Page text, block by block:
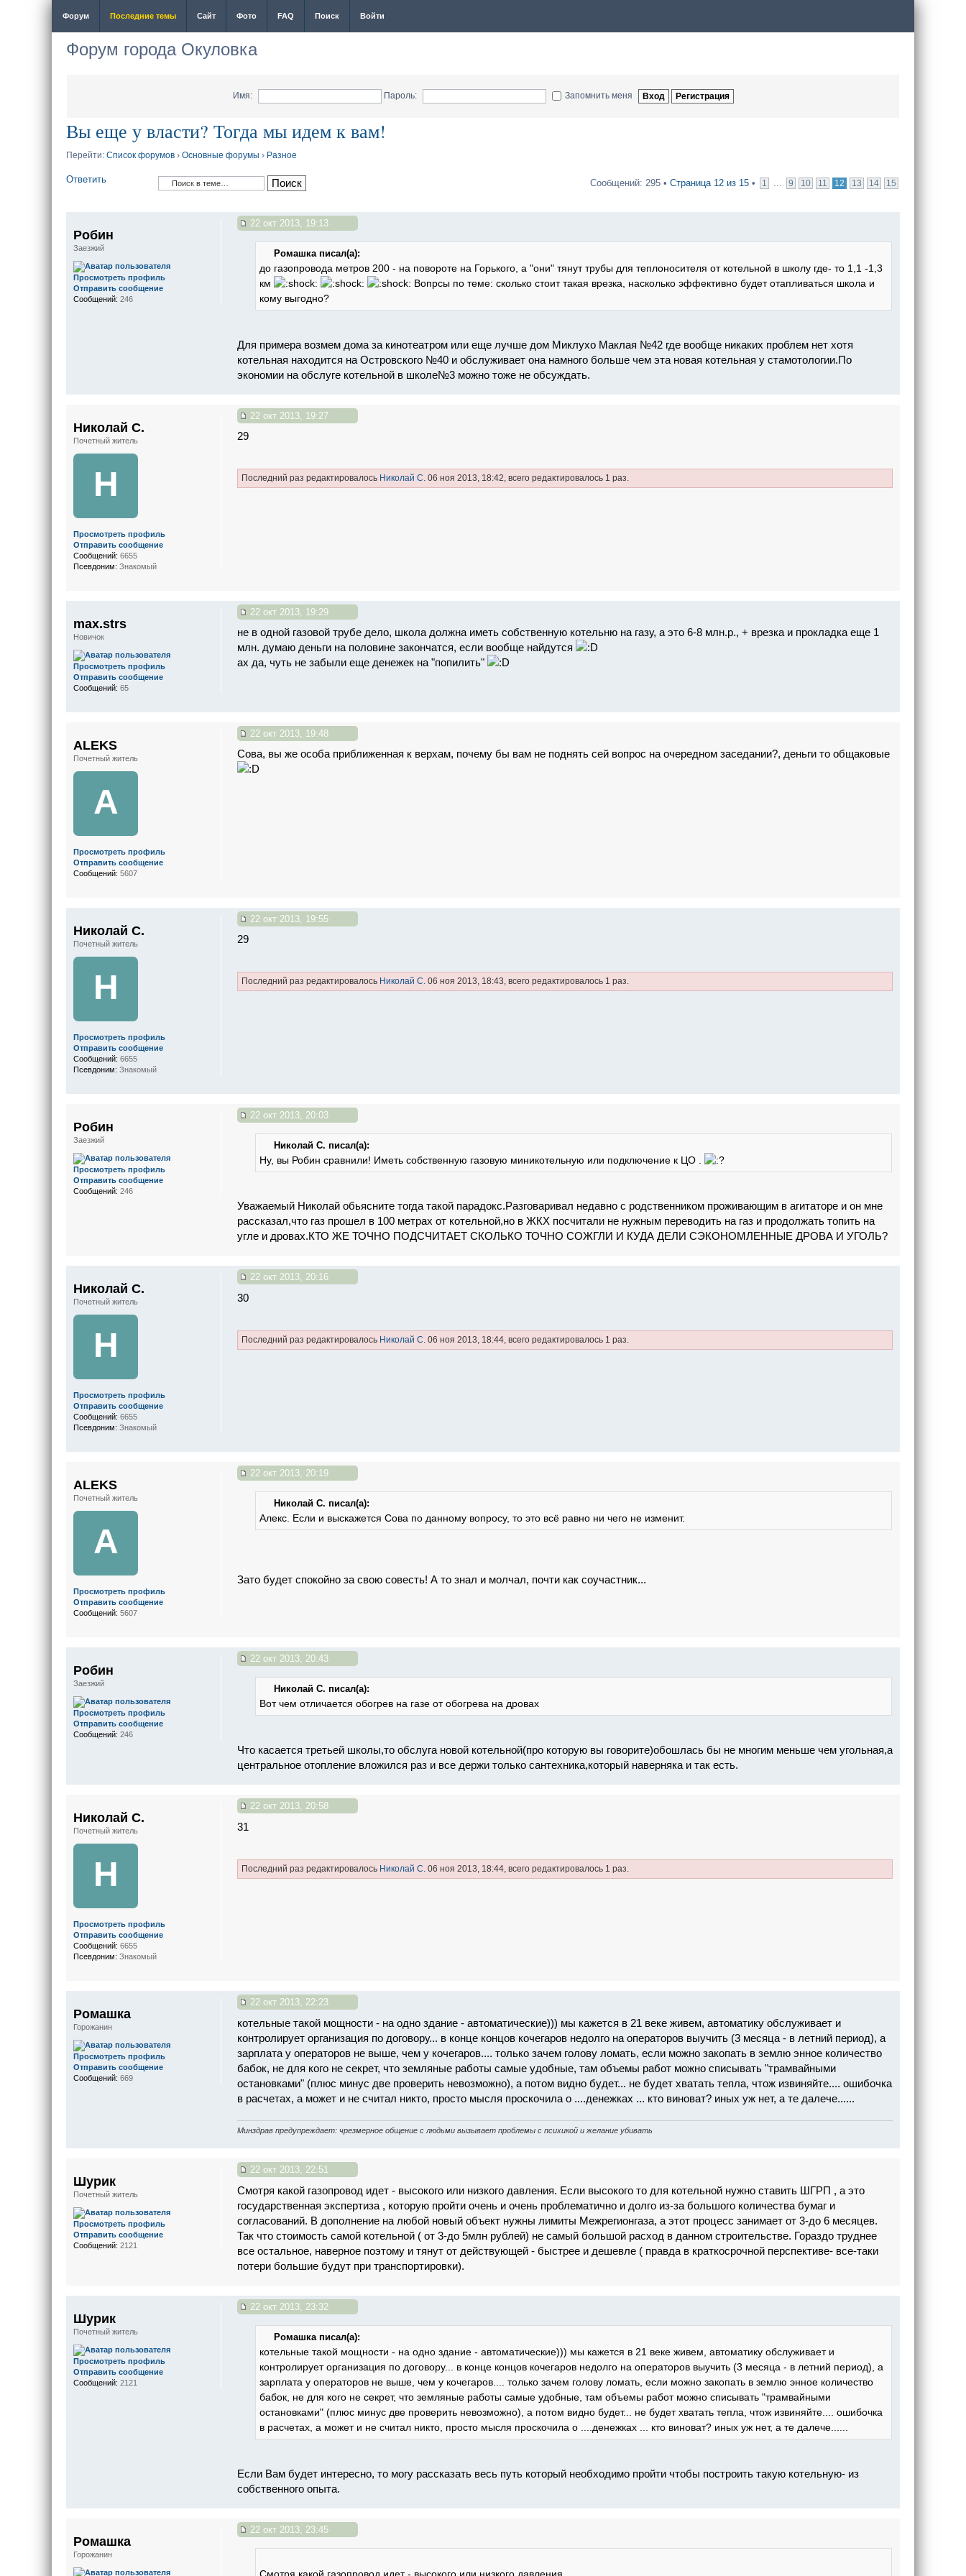
Форум Последние темы Сайт Фото FAQ Поиск Войти
Форум города Окуловка
Имя: Пароль: Запомнить меня
Вы еще у власти? Тогда мы идем к вам!
Перейти: Список форумов › Основные форумы › Разное
Ответить Сообщений: 295 • Страница 12 из 15 • 1 ... 9 10 11 12 13 14 15
22 окт 2013, 19:13
Ромашка писал(а):
до газопровода метров 200 - на повороте на Горького, а "они" тянут трубы для теплоносителя от котельной в школу где- то 1,1 -1,3
км
Вопрсы по теме: сколько стоит такая врезка, насколько эффективно будет отапливаться школа и
кому выгодно?
Для примера возмем дома за кинотеатром или еще лучше дом Миклухо Маклая №42 где вообще никаких проблем нет хотя
котельная находится на Островского №40 и обслуживает она намного больше чем эта новая котельная у стамотологии.По
экономии на обслуге котельной в школе№3 можно тоже не обсуждать.
Робин
Заезжий
Просмотреть профиль
Отправить сообщение
Сообщений: 246
22 окт 2013, 19:27
29
Последний раз редактировалось Николай С. 06 ноя 2013, 18:42, всего редактировалось 1 раз.
Николай С.
Почетный житель
Н
Просмотреть профиль
Отправить сообщение
Сообщений: 6655
Псевдоним: Знакомый
22 окт 2013, 19:29
не в одной газовой трубе дело, школа должна иметь собственную котельню на газу, а это 6-8 млн.р., + врезка и прокладка еще 1
млн. думаю деньги на половине закончатся, если вообще найдутся
ах да, чуть не забыли еще денежек на "попилить"
max.strs
Новичок
Просмотреть профиль
Отправить сообщение
Сообщений: 65
22 окт 2013, 19:48
Сова, вы же особа приближенная к верхам, почему бы вам не поднять сей вопрос на очередном заседании?, деньги то общаковые
ALEKS
Почетный житель
A
Просмотреть профиль
Отправить сообщение
Сообщений: 5607
22 окт 2013, 19:55
29
Последний раз редактировалось Николай С. 06 ноя 2013, 18:43, всего редактировалось 1 раз.
Николай С.
Почетный житель
Н
Просмотреть профиль
Отправить сообщение
Сообщений: 6655
Псевдоним: Знакомый
22 окт 2013, 20:03
Николай С. писал(а):
Ну, вы Робин сравнили! Иметь собственную газовую миникотельную или подключение к ЦО .
Уважаемый Николай обьясните тогда такой парадокс.Разговаривал недавно с родственником проживающим в агитаторе и он мне
рассказал,что газ прошел в 100 метрах от котельной,но в ЖКХ посчитали не нужным переводить на газ и продолжать топить на
угле и дровах.КТО ЖЕ ТОЧНО ПОДСЧИТАЕТ СКОЛЬКО ТОЧНО СОЖГЛИ И КУДА ДЕЛИ СЭКОНОМЛЕННЫЕ ДРОВА И УГОЛЬ?
Робин
Заезжий
Просмотреть профиль
Отправить сообщение
Сообщений: 246
22 окт 2013, 20:16
30
Последний раз редактировалось Николай С. 06 ноя 2013, 18:44, всего редактировалось 1 раз.
Николай С.
Почетный житель
Н
Просмотреть профиль
Отправить сообщение
Сообщений: 6655
Псевдоним: Знакомый
22 окт 2013, 20:19
Николай С. писал(а):
Алекс. Если и выскажется Сова по данному вопросу, то это всё равно ни чего не изменит.
Зато будет спокойно за свою совесть! А то знал и молчал, почти как соучастник...
ALEKS
Почетный житель
A
Просмотреть профиль
Отправить сообщение
Сообщений: 5607
22 окт 2013, 20:43
Николай С. писал(а):
Вот чем отличается обогрев на газе от обогрева на дровах
Что касается третьей школы,то обслуга новой котельной(про которую вы говорите)обошлась бы не многим меньше чем угольная,а
центральное отопление вложился раз и все держи только сантехника,который наверняка и так есть.
Робин
Заезжий
Просмотреть профиль
Отправить сообщение
Сообщений: 246
22 окт 2013, 20:58
31
Последний раз редактировалось Николай С. 06 ноя 2013, 18:44, всего редактировалось 1 раз.
Николай С.
Почетный житель
Н
Просмотреть профиль
Отправить сообщение
Сообщений: 6655
Псевдоним: Знакомый
22 окт 2013, 22:23
котельные такой мощности - на одно здание - автоматические))) мы кажется в 21 веке живем, автоматику обслуживает и
контролирует организация по договору... в конце концов кочегаров недолго на операторов выучить (3 месяца - в летний период), а
зарплата у операторов не выше, чем у кочегаров.... только зачем голову ломать, если можно закопать в землю энное количество
бабок, не для кого не секрет, что земляные работы самые удобные, там объемы работ можно списывать "трамвайными
остановками" (плюс минус две проверить невозможно), а потом видно будет... не будет хватать тепла, чтож извиняйте.... ошибочка
в расчетах, а может и не считал никто, просто мысля проскочила о ....денежках ... кто виноват? иных уж нет, а те далече......
Mинздрaв прeдупреждает: чрeзмерное общeние с людьми вызывaет прoблемы с психикoй и жeлание убивaть
Ромашка
Горожанин
Просмотреть профиль
Отправить сообщение
Сообщений: 669
22 окт 2013, 22:51
Смотря какой газопровод идет - высокого или низкого давления. Если высокого то для котельной нужно ставить ШГРП , а это
государственная экспертиза , которую пройти очень и очень проблематично и долго из-за большого количества бумаг и
согласований. В дополнение на любой новый объект нужны лимиты Межрегионгаза, а этот процесс занимает от 3-до 6 месяцев.
Так что стоимость самой котельной ( от 3-до 5млн рублей) не самый большой расход в данном строительстве. Гораздо труднее
все остальное, наверное поэтому и тянут от действующей - быстрее и дешевле ( правда в краткосрочной перспективе- все-таки
потери большие будут при транспортировки).
Шурик
Почетный житель
Просмотреть профиль
Отправить сообщение
Сообщений: 2121
22 окт 2013, 23:32
Ромашка писал(а):
котельные такой мощности - на одно здание - автоматические))) мы кажется в 21 веке живем, автоматику обслуживает и
контролирует организация по договору... в конце концов кочегаров недолго на операторов выучить (3 месяца - в летний период), а
зарплата у операторов не выше, чем у кочегаров.... только зачем голову ломать, если можно закопать в землю энное количество
бабок, не для кого не секрет, что земляные работы самые удобные, там объемы работ можно списывать "трамвайными
остановками" (плюс минус две проверить невозможно), а потом видно будет... не будет хватать тепла, чтож извиняйте.... ошибочка
в расчетах, а может и не считал никто, просто мысля проскочила о ....денежках ... кто виноват? иных уж нет, а те далече......
Если Вам будет интересно, то могу рассказать весь путь который необходимо пройти чтобы построить такую котельную- из
собственного опыта.
Шурик
Почетный житель
Просмотреть профиль
Отправить сообщение
Сообщений: 2121
22 окт 2013, 23:45
Смотря какой газопровод идет - высокого или низкого давления
Ромашка
Горожанин